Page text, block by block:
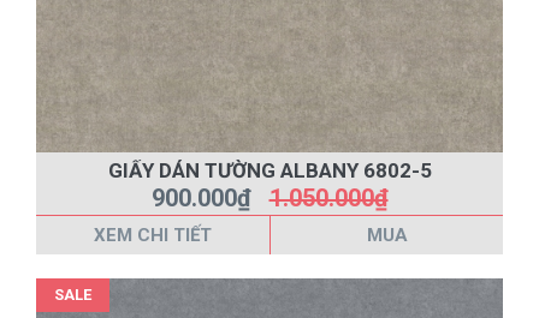
GIẤY DÁN TƯỜNG ALBANY 6802-5
900.000₫1.050.000₫
XEM CHI TIẾT MUA
SALE